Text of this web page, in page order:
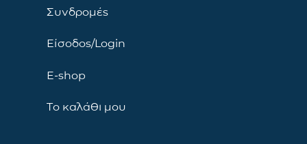
Συνδρομές
Είσοδος/Login
E-shop
Το καλάθι μου